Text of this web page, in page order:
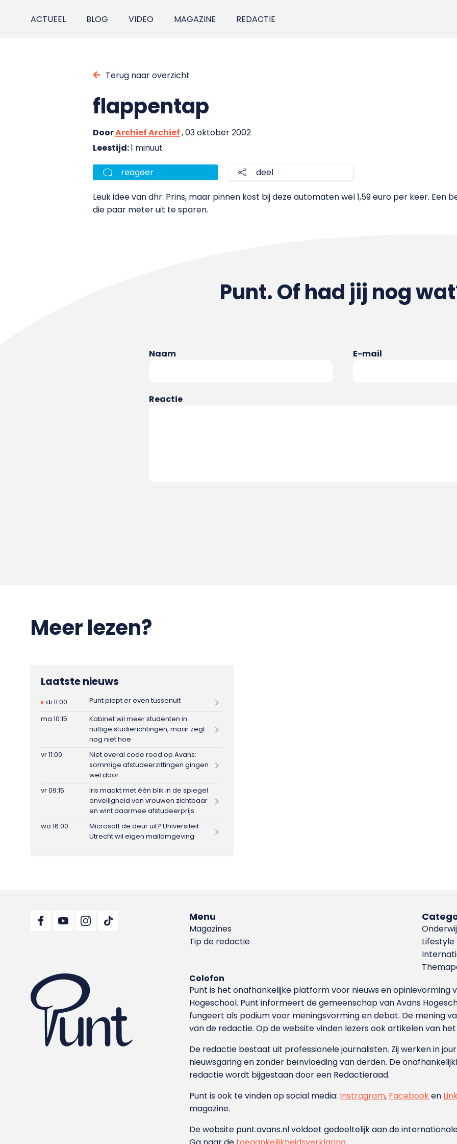
ACTUEEL BLOG VIDEO MAGAZINE REDACTIE
Terug naar overzicht
flappentap
DoorArchief Archief, 03 oktober 2002
Leestijd:1 minuut
reageer deel
Leuk idee van dhr. Prins, maar pinnen kost bij deze automaten wel 1,59 euro per keer. Een
die paar meter uit te sparen.
Punt. Of had jij nog
Naam E-mail
Reactie
Meer lezen?
Laatste nieuws
di 11:00
Punt piept er even tussenuit
ma 10:15
Kabinet wil meer studenten in
nuttige studierichtingen, maar zegt
nog niet hoe
vr 11:00
Niet overal code rood op Avans:
sommige afstudeerzittingen gingen
wel door
vr 09:15
Iris maakt met één blik in de spiegel
onveiligheid van vrouwen zichtbaar
en wint daarmee afstudeerprijs
wo 16:00
Microsoft de deur uit? Universiteit
Utrecht wil eigen mailomgeving
Menu
Magazines
Tip de redactie
Lifestyle
Colofon
Punt is het onafhankelijke platform voor nieuws en
Hoge­school. Punt informeert de gemeenschap van Avans
fungeert als podium voor meningsvorming en debat. De mening
van de redactie. Op de website vinden lezers ook artikelen van
De redactie bestaat uit professionele journalisten. Zij werken in
nieuwsgaring en zonder beïnvloeding van derden. De
redactie wordt bijgestaan door een Redactieraad.
Punt is ook te vinden op social media: Instragram, Facebooken
magazine.
De website punt.avans.nl voldoet gedeeltelijk aan de